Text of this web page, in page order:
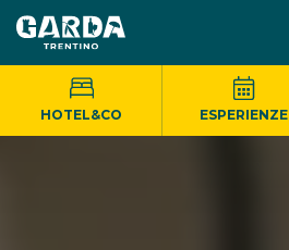
HOTEL&CO ESPERIENZE